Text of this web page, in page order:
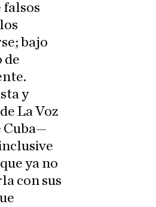
falsos
bajo
de
y
La Voz
Cuba—
ya no
con sus